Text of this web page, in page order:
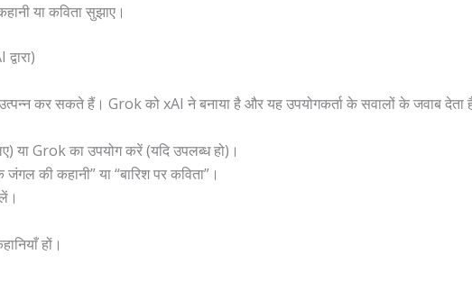
या कविता सुझाए।
कर सकते हैं। Grok को xAI ने बनाया है और यह उपयोगकर्ता के सवालों के जवाब देता
Grok का उपयोग करें (यदि उपलब्ध हो)।
की कहानी” या “बारिश पर कविता”।
हों।